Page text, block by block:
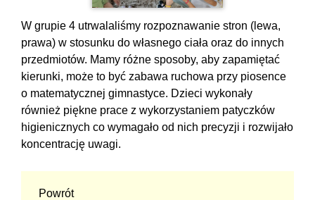
W grupie 4 utrwalaliśmy rozpoznawanie stron (lewa,
prawa) w stosunku do własnego ciała oraz do innych
przedmiotów. Mamy różne sposoby, aby zapamiętać
kierunki, może to być zabawa ruchowa przy piosence
o matematycznej gimnastyce. Dzieci wykonały
również piękne prace z wykorzystaniem patyczków
higienicznych co wymagało od nich precyzji i rozwijało
koncentrację uwagi.
Powrót